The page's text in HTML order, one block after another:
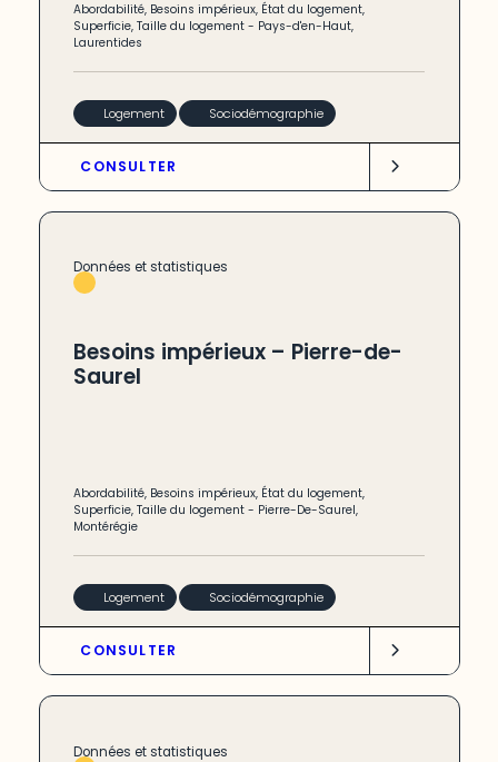
Abordabilité, Besoins impérieux, État du logement,
Superficie,Taille du logement - Pays-d'en-Haut,
Laurentides
Logement Sociodémographie
CONSULTER
Données et statistiques
Besoins impérieux – Pierre-de-
Saurel
Abordabilité, Besoins impérieux, État du logement,
Superficie,Taille du logement - Pierre-De-Saurel,
Montérégie
Logement Sociodémographie
CONSULTER
Données et statistiques